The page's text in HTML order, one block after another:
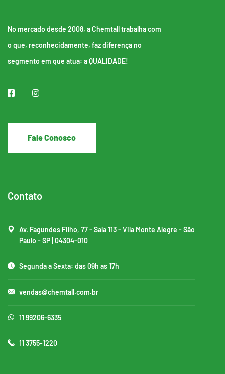
No mercado desde 2008, a Chemtall trabalha com
o que, reconhecidamente, faz diferença no
segmento em que atua: a QUALIDADE!
Fale Conosco
Contato
Av. Fagundes Filho, 77 - Sala 113 - Vila Monte Alegre - São
Paulo - SP | 04304-010
Segunda a Sexta: das 09h as 17h
vendas@chemtall.com.br
11 99206-6335
11 3755-1220